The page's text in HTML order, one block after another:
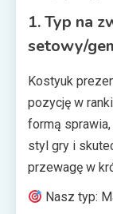
1. Typ na
setowy/
Kostyuk
pozycję w
formą
styl gry i
przewagę w
Nasz typ: